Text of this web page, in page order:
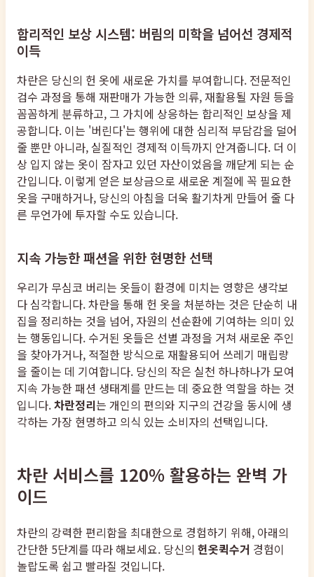
합리적인 보상 시스템: 버림의 미학을 넘어선 경제적
이득
차란은 당신의 헌 옷에 새로운 가치를 부여합니다. 전문적인
검수 과정을 통해 재판매가 가능한 의류, 재활용될 자원 등을
꼼꼼하게 분류하고, 그 가치에 상응하는 합리적인 보상을 제
공합니다. 이는 '버린다'는 행위에 대한 심리적 부담감을 덜어
줄 뿐만 아니라, 실질적인 경제적 이득까지 안겨줍니다. 더 이
상 입지 않는 옷이 잠자고 있던 자산이었음을 깨닫게 되는 순
간입니다. 이렇게 얻은 보상금으로 새로운 계절에 꼭 필요한
옷을 구매하거나, 당신의 아침을 더욱 활기차게 만들어 줄 다
른 무언가에 투자할 수도 있습니다.
지속 가능한 패션을 위한 현명한 선택
우리가 무심코 버리는 옷들이 환경에 미치는 영향은 생각보
다 심각합니다. 차란을 통해 헌 옷을 처분하는 것은 단순히 내
집을 정리하는 것을 넘어, 자원의 선순환에 기여하는 의미 있
는 행동입니다. 수거된 옷들은 선별 과정을 거쳐 새로운 주인
을 찾아가거나, 적절한 방식으로 재활용되어 쓰레기 매립량
을 줄이는 데 기여합니다. 당신의 작은 실천 하나하나가 모여
지속 가능한 패션 생태계를 만드는 데 중요한 역할을 하는 것
입니다.차란정리는 개인의 편의와 지구의 건강을 동시에 생
각하는 가장 현명하고 의식 있는 소비자의 선택입니다.
차란 서비스를 120% 활용하는 완벽 가
이드
차란의 강력한 편리함을 최대한으로 경험하기 위해, 아래의
간단한 5단계를 따라 해보세요. 당신의 헌옷퀵수거 경험이
놀랍도록 쉽고 빨라질 것입니다.